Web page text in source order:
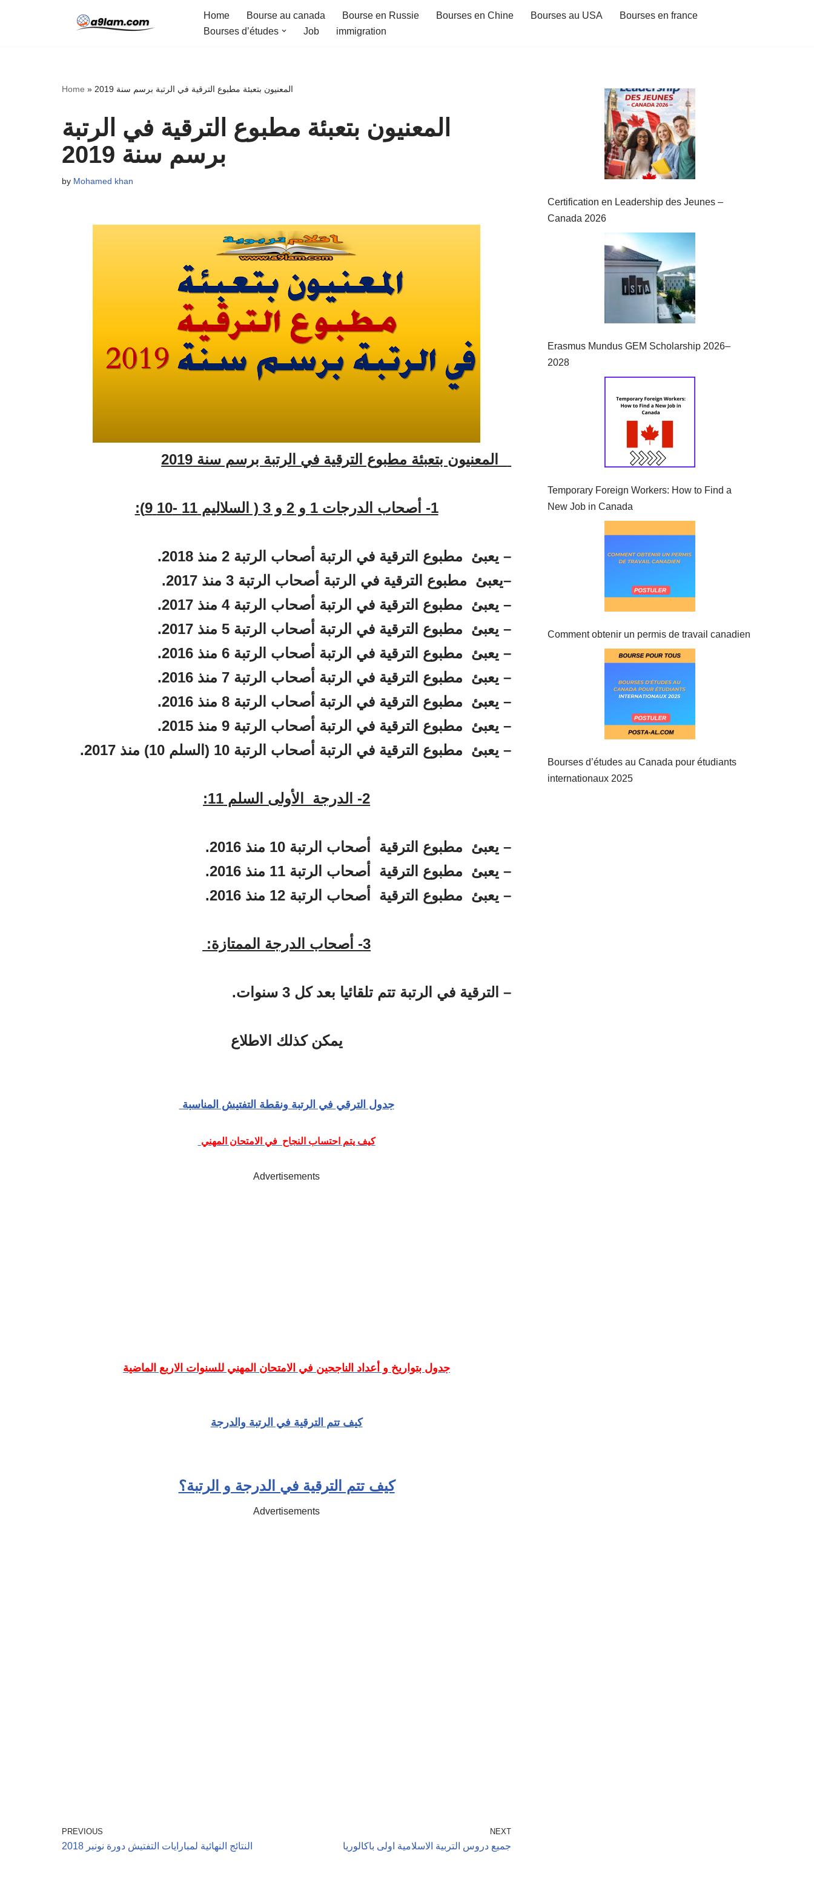
Home Bourse au canada Bourse en Russie Bourses en Chine Bourses au USA
Bourses en france
Bourses d’études
Job immigration
Home » المعنيون بتعبئة مطبوع الترقية في الرتبة برسم سنة 2019
المعنيون بتعبئة مطبوع الترقية في الرتبة
برسم سنة 2019
by Mohamed khan
المعنيون بتعبئة مطبوع الترقية في الرتبة برسم سنة 2019
1- أصحاب الدرجات 1 و 2 و 3 ( السلاليم 11 -10 9):
– يعبئ مطبوع الترقية في الرتبة أصحاب الرتبة 2 منذ 2018.
–يعبئ مطبوع الترقية في الرتبة أصحاب الرتبة 3 منذ 2017.
– يعبئ مطبوع الترقية في الرتبة أصحاب الرتبة 4 منذ 2017.
– يعبئ مطبوع الترقية في الرتبة أصحاب الرتبة 5 منذ 2017.
– يعبئ مطبوع الترقية في الرتبة أصحاب الرتبة 6 منذ 2016.
– يعبئ مطبوع الترقية في الرتبة أصحاب الرتبة 7 منذ 2016.
– يعبئ مطبوع الترقية في الرتبة أصحاب الرتبة 8 منذ 2016.
– يعبئ مطبوع الترقية في الرتبة أصحاب الرتبة 9 منذ 2015.
– يعبئ مطبوع الترقية في الرتبة أصحاب الرتبة 10 (السلم 10) منذ 2017.
2- الدرجة الأولى السلم 11:
– يعبئ مطبوع الترقية أصحاب الرتبة 10 منذ 2016.
– يعبئ مطبوع الترقية أصحاب الرتبة 11 منذ 2016.
– يعبئ مطبوع الترقية أصحاب الرتبة 12 منذ 2016.
3- أصحاب الدرجة الممتازة:
– الترقية في الرتبة تتم تلقائيا بعد كل 3 سنوات.
يمكن كذلك الاطلاع
جدول الترقي في الرتبة ونقطة التفتيش المناسبة
كيف يتم احتساب النجاح في الامتحان المهني
Advertisements
جدول بتواريخ و أعداد الناجحين في الامتحان المهني للسنوات الاربع الماضية
كيف تتم الترقية في الرتبة والدرجة
كيف تتم الترقية في الدرجة و الرتبة؟
Advertisements
PREVIOUS
النتائج النهائية لمبارايات التفتيش دورة نونبر 2018
NEXT
جميع دروس التربية الاسلامية اولى باكالوريا
Certification en Leadership des Jeunes –
Canada 2026
Erasmus Mundus GEM Scholarship 2026–
2028
Temporary Foreign Workers: How to Find a
New Job in Canada
Comment obtenir un permis de travail canadien
Bourses d’études au Canada pour étudiants
internationaux 2025